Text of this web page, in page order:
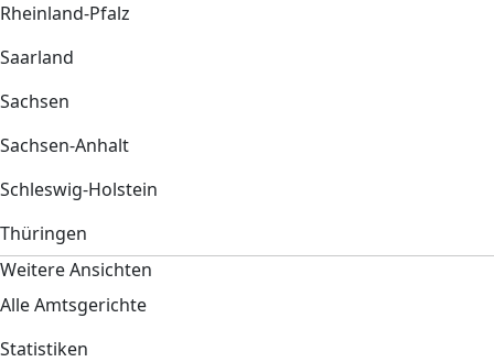
Rheinland-Pfalz
Saarland
Sachsen
Sachsen-Anhalt
Schleswig-Holstein
Thüringen
Weitere Ansichten
Alle Amtsgerichte
Statistiken